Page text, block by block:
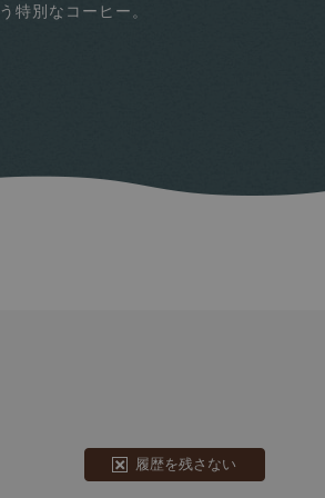
う特別なコーヒー。
履歴を残さない